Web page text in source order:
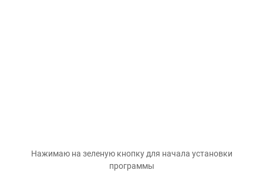
Нажимаю на зеленую кнопку для начала установки
программы